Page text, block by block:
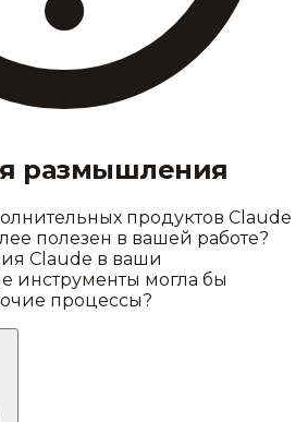
размышления
продуктов Claude
полезен в вашей работе?
Claude в ваши
инструменты могла бы
процессы?